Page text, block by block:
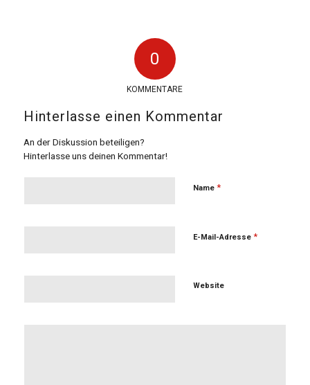
0
KOMMENTARE
Hinterlasse einen Kommentar
An der Diskussion beteiligen?
Hinterlasse uns deinen Kommentar!
Name *
E-Mail-Adresse *
Website